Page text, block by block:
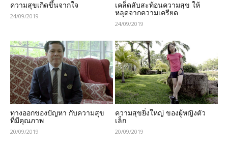
ความสุขเกิดขึ้นจากใจ
24/09/2019
เคล็ดลับสะท้อนความสุข ให้
หลุดจากความเครียด
24/09/2019
ทางออกของปัญหา กับความสุข
ที่มีคุณภาพ
20/09/2019
ความสุขยิ่งใหญ่ ของผู้หญิงตัว
เล็ก
20/09/2019